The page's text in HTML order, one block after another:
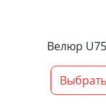
Велюр
Выбрать